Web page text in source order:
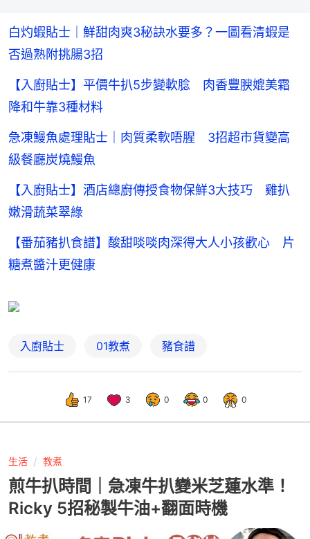
白灼蝦貼士｜鮮甜肉爽3秘訣水要多？一圖看清蝦是
否過熟附挑腸3招
【入廚貼士】平價牛扒5步變軟腍 肉香豐腴媲美霜
降和牛靠3種材料
急凍鰻魚處理貼士｜肉質柔軟唔腥 3招超市貨變高
級餐廳炭燒鰻魚
【入廚貼士】酒店總廚傳授食物保鮮3大技巧 雞扒
嫩滑蔬菜翠綠
【番茄豬扒食譜】酸甜啖啖肉深得大人小孩歡心 片
糖煮醬汁更健康
入廚貼士 01教煮 豬食譜
17 3 0 0 0
生活 教煮
煎牛扒時間｜急凍牛扒變米芝蓮水準！
Ricky 5招秘製牛油+翻面時機